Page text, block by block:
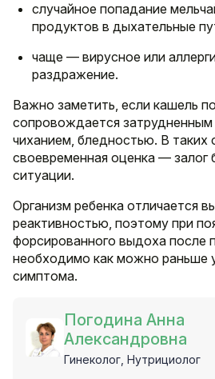
случайное попадание
продуктов в дыхательные
чаще — вирусное или
раздражение.
Важно заметить, если кашель
сопровождается
чиханием, бледностью. В таких
своевременная оценка — залог
ситуации.
Организм ребенка отличается
реактивностью, поэтому при
форсированного выдоха после
необходимо как можно раньше
симптома.
Погодина Анна
Александровна
Гинеколог, Нутрициолог